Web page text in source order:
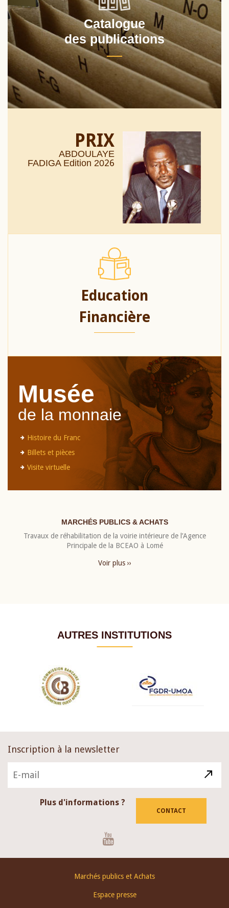
Catalogue
des publications
PRIX
ABDOULAYE
FADIGA Edition 2026
Education
Financière
Musée
de la monnaie
Histoire du Franc
Billets et pièces
Visite virtuelle
MARCHÉS PUBLICS & ACHATS
Travaux de réhabilitation de la voirie intérieure de l’Agence
Principale de la BCEAO à Lomé
Voir plus ››
AUTRES INSTITUTIONS
Inscription à la newsletter
Plus d'informations ?
CONTACT
Marchés publics et Achats
Espace presse